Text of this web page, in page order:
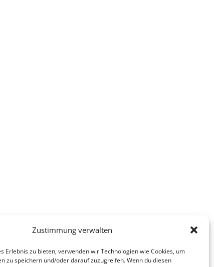
Zustimmung verwalten
Erlebnis zu bieten, verwenden wir Technologien wie Cookies, um
zu speichern und/oder darauf zuzugreifen. Wenn du diesen